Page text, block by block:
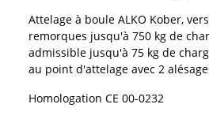
Attelage à boule ALKO Kober,
remorques jusqu'à 750 kg de
admissible jusqu'à 75 kg de
au point d'attelage avec 2
Homologation CE 00-0232